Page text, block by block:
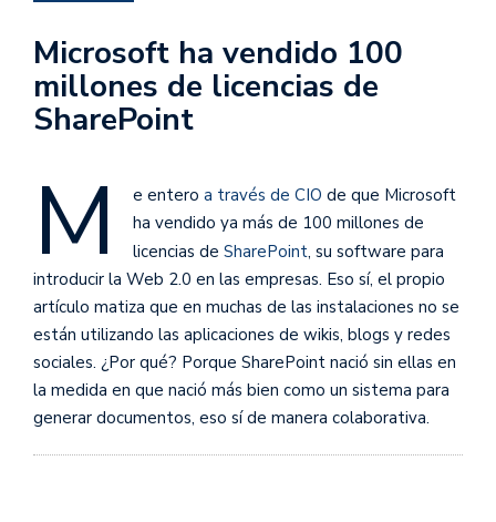
Microsoft ha vendido 100
millones de licencias de
SharePoint
M e entero a través de CIO de que Microsoft
ha vendido ya más de 100 millones de
licencias de SharePoint, su software para
introducir la Web 2.0 en las empresas. Eso sí, el propio
artículo matiza que en muchas de las instalaciones no se
están utilizando las aplicaciones de wikis, blogs y redes
sociales. ¿Por qué? Porque SharePoint nació sin ellas en
la medida en que nació más bien como un sistema para
generar documentos, eso sí de manera colaborativa.